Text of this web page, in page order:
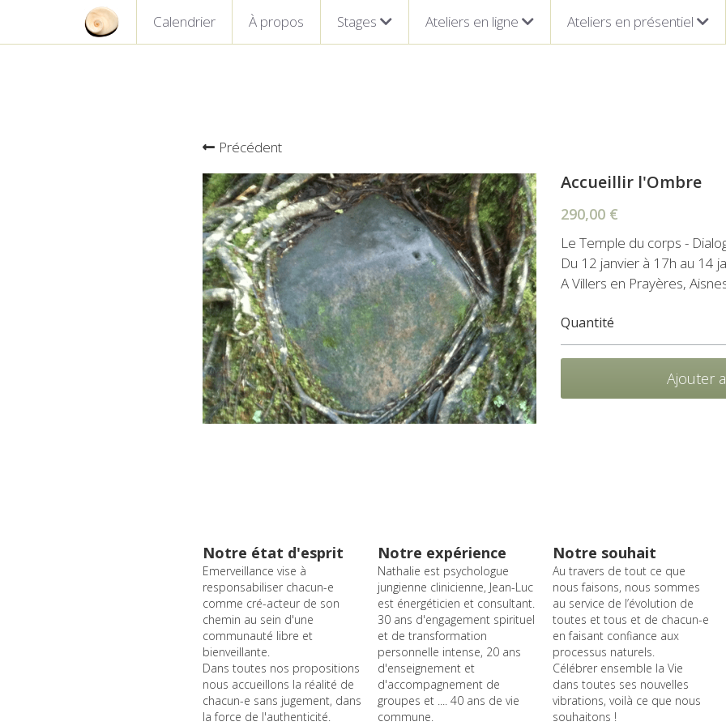
Calendrier À propos Stages Ateliers en ligne Ateliers en présentiel
Précédent
Accueillir l'Ombre
290,00 €
Le Temple du corps -
Du 12 janvier à 17h au 14
A Villers en Prayères,
Quantité
Ajouter
Notre état d'esprit
Emerveillance vise à
responsabiliser chacun-e
comme cré-acteur de son
chemin au sein d'une
communauté libre et
bienveillante.
Dans toutes nos propositions
nous accueillons la réalité de
chacun-e sans jugement, dans
la force de l'authenticité.
Notre expérience
Nathalie est psychologue
jungienne clinicienne, Jean-Luc
est énergéticien et consultant.
30 ans d'engagement spirituel
et de transformation
personnelle intense, 20 ans
d'enseignement et
d'accompagnement de
groupes et .... 40 ans de vie
commune.
Notre souhait
Au travers de tout ce que
nous faisons, nous sommes
au service de l’évolution de
toutes et tous et de chacun-e
en faisant confiance aux
processus naturels.
Célébrer ensemble la Vie
dans toutes ses nouvelles
vibrations, voilà ce que nous
souhaitons !